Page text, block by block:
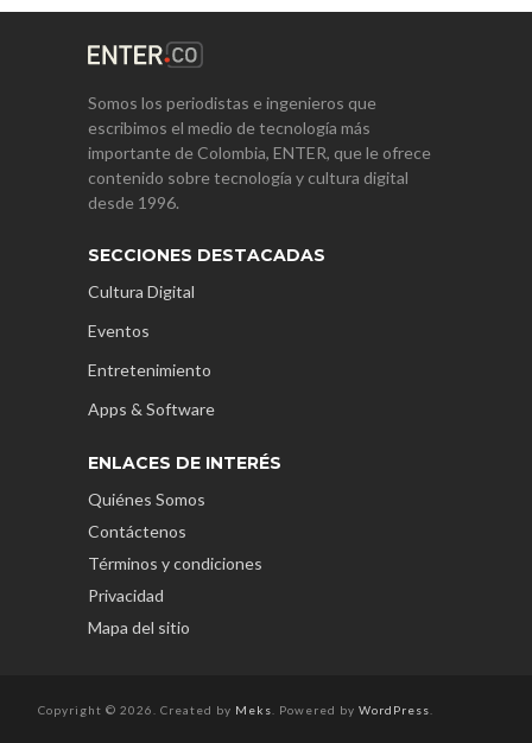
Somos los periodistas e ingenieros que
escribimos el medio de tecnología más
importante de Colombia, ENTER, que le ofrece
contenido sobre tecnología y cultura digital
desde 1996.
SECCIONES DESTACADAS
Cultura Digital
Eventos
Entretenimiento
Apps & Software
ENLACES DE INTERÉS
Quiénes Somos
Contáctenos
Términos y condiciones
Privacidad
Mapa del sitio
Copyright © 2026. Created by Meks . Powered by WordPress